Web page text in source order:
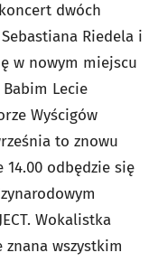
dwóch
Riedela i
w nowym miejscu
Lecie
Wyścigów
to znowu
odbędzie się
Wokalistka
wszystkim